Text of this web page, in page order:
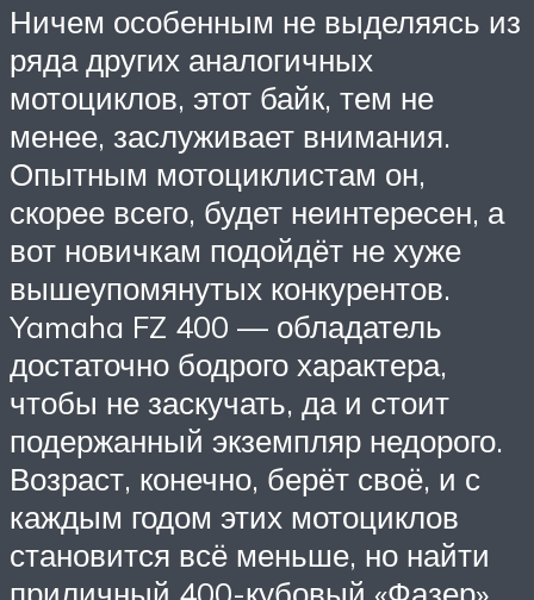
Ничем особенным не выделяясь из
ряда других аналогичных
мотоциклов, этот байк, тем не
менее, заслуживает внимания.
Опытным мотоциклистам он,
скорее всего, будет неинтересен, а
вот новичкам подойдёт не хуже
вышеупомянутых конкурентов.
Yamaha FZ 400 — обладатель
достаточно бодрого характера,
чтобы не заскучать, да и стоит
подержанный экземпляр недорого.
Возраст, конечно, берёт своё, и с
каждым годом этих мотоциклов
становится всё меньше, но найти
приличный 400-кубовый «Фазер»